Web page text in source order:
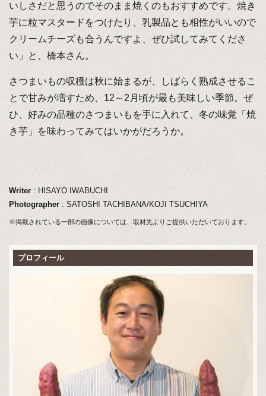
いしさだと思うのでそのまま焼くのもおすすめです。焼き
芋に粒マスタードをつけたり、乳製品とも相性がいいので
クリームチーズも合うんですよ、ぜひ試してみてくださ
い」と、橋本さん。
さつまいもの収穫は秋に始まるが、しばらく熟成させるこ
とで甘みが増すため、12～2月頃が最も美味しい季節。ぜ
ひ、好みの品種のさつまいもを手に入れて、冬の味覚「焼
き芋」を味わってみてはいかがだろうか。
Writer: HISAYO IWABUCHI
Photographer: SATOSHI TACHIBANA/KOJI TSUCHIYA
※掲載されている一部の画像については、取材先よりご提供いただいております。
プロフィール